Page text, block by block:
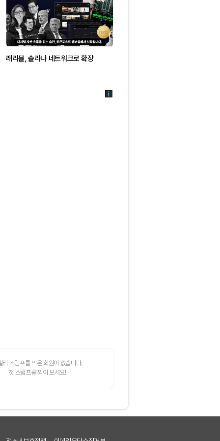
래리블, 솔라나 네트워크로 확장
리 스탬프를 찍은 회원이 없습니다.
첫 스탬프를 찍어 보세요!